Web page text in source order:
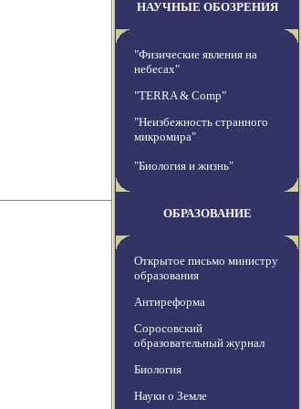
НАУЧНЫЕ ОБОЗРЕНИЯ
"Физические явления на
небесах"
"TERRA & Comp"
"Неизбежность странного
микромира"
"Биология и жизнь"
ОБРАЗОВАНИЕ
Открытое письмо министру
образования
Антиреформа
Соросовский
образовательный журнал
Биология
Науки о Земле